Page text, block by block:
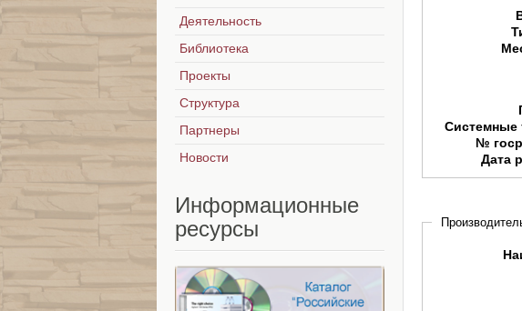
Системные
№
Дата
Деятельность
Библиотека
Проекты
Структура
Партнеры
Новости
Информационные
ресурсы